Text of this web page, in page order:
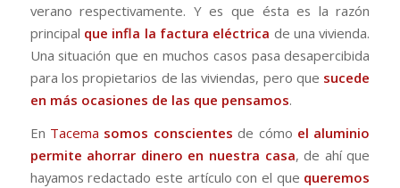
verano respectivamente. Y es que ésta es la razón
principal que infla la factura eléctrica de una vivienda.
Una situación que en muchos casos pasa desapercibida
para los propietarios de las viviendas, pero que sucede
en más ocasiones de las que pensamos.
En Tacema somos conscientes de cómo el aluminio
permite ahorrar dinero en nuestra casa, de ahí que
hayamos redactado este artículo con el que queremos